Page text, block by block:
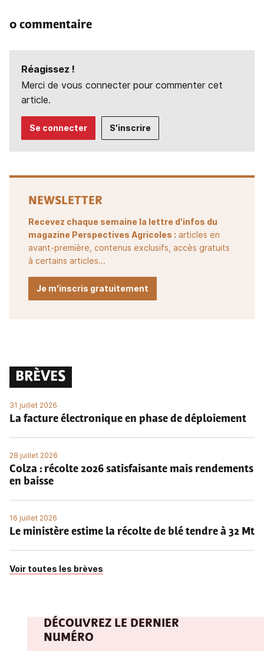
0 commentaire
Réagissez !
Merci de vous connecter pour commenter cet
article.
Se connecter S'inscrire
NEWSLETTER
Recevez chaque semaine la lettre d'infos du
magazine Perspectives Agricoles : articles en
avant-première, contenus exclusifs, accès gratuits
à certains articles...
Je m'inscris gratuitement
BRÈVES
31 juillet 2026
La facture électronique en phase de déploiement
28 juillet 2026
Colza : récolte 2026 satisfaisante mais rendements
en baisse
16 juillet 2026
Le ministère estime la récolte de blé tendre à 32 Mt
Voir toutes les brèves
DÉCOUVREZ LE DERNIER
NUMÉRO